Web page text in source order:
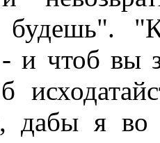
будешь".
и чтоб вы
дабы я